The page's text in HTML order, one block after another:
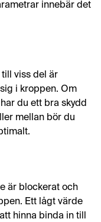
innebär det
viss del är
i kroppen. Om
du ett bra skydd
mellan bör du
är blockerat och
Ett lågt värde
hinna binda in till